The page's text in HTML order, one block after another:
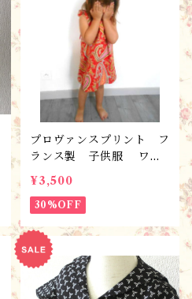
プロヴァンスプリント フ
ランス製 子供服 ワン
ピース・ソレイユ/100サ
イズ（3~4歳） お日様み
たいに元気に♬
¥3,500
30%OFF